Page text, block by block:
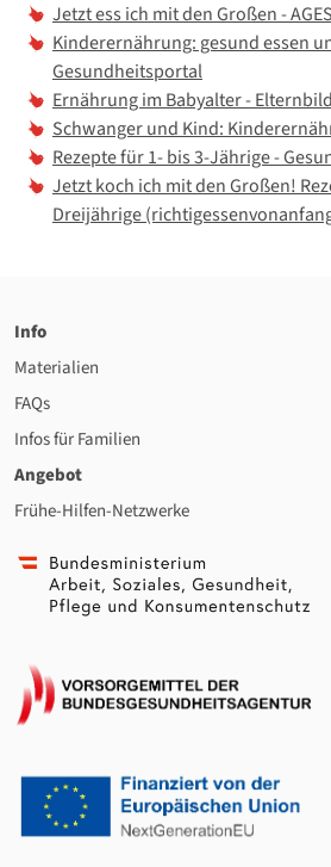
Jetzt ess ich mit den Großen - AGES
Kinderernährung: gesund essen
Gesundheitsportal
Ernährung im Babyalter -
Schwanger und Kind:
Rezepte für 1- bis 3-Jährige -
Jetzt koch ich mit den Großen!
Dreijährige
Info
Materialien
FAQs
Infos für Familien
Angebot
Frühe-Hilfen-Netzwerke